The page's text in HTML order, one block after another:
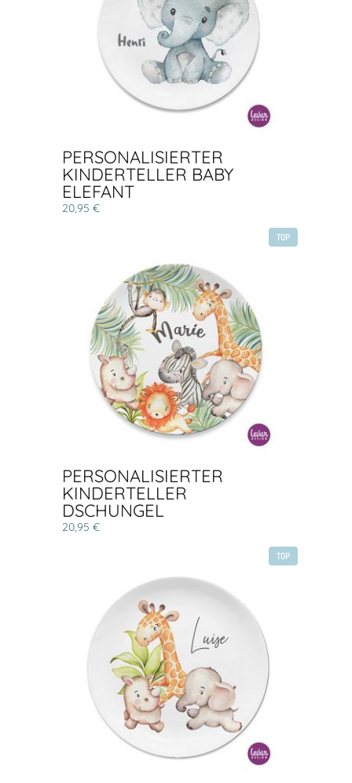
PERSONALISIERTER
KINDERTELLER BABY
ELEFANT
20,95 €
TOP
PERSONALISIERTER
KINDERTELLER
DSCHUNGEL
20,95 €
TOP